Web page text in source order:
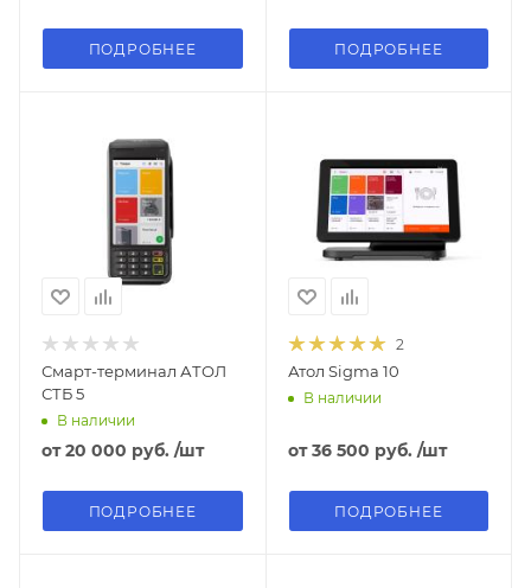
ПОДРОБНЕЕ ПОДРОБНЕЕ
Смарт-терминал АТОЛ
СТБ 5
В наличии
от20 000 руб. /шт
ПОДРОБНЕЕ
2
Атол Sigma 10
В наличии
от36 500 руб. /шт
ПОДРОБНЕЕ